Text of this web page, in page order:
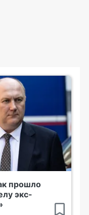
прошло
экс-